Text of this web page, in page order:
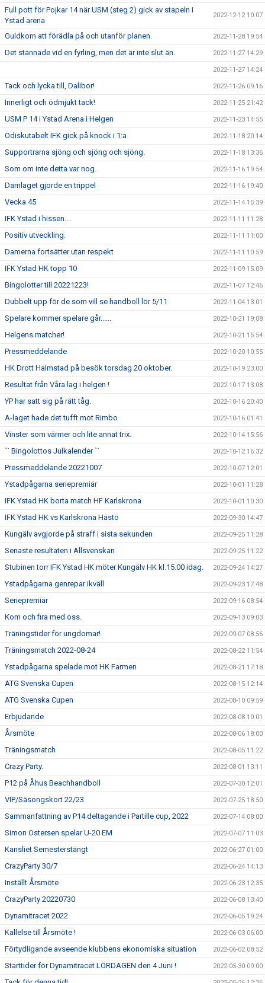
Full pott för Pojkar 14 när USM (steg 2) gick av stapeln i
Ystad arena
2022-12-12 10:07
Guldkorn att förädla på och utanför planen. 2022-11-28 19:54
Det stannade vid en fyrling, men det är inte slut än. 2022-11-27 14:29
2022-11-27 14:24
Tack och lycka till, Dalibor! 2022-11-26 09:16
Innerligt och ödmjukt tack! 2022-11-25 21:42
USM P 14 i Ystad Arena i Helgen 2022-11-23 14:55
Odiskutabelt IFK gick på knock i 1:a 2022-11-18 20:14
Supportrarna sjöng och sjöng och sjöng. 2022-11-18 13:36
Som om inte detta var nog. 2022-11-16 19:54
Damlaget gjorde en trippel 2022-11-16 19:40
Vecka 45 2022-11-14 15:39
IFK Ystad i hissen.... 2022-11-11 11:28
Positiv utveckling. 2022-11-11 11:00
Damerna fortsätter utan respekt 2022-11-11 10:59
IFK Ystad HK topp 10 2022-11-09 15:09
Bingolotter till 20221223! 2022-11-07 12:46
Dubbelt upp för de som vill se handboll lör 5/11 2022-11-04 13:01
Spelare kommer spelare går...... 2022-10-21 19:08
Helgens matcher! 2022-10-21 15:54
Pressmeddelande 2022-10-20 10:55
HK Drott Halmstad på besök torsdag 20 oktober. 2022-10-19 23:00
Resultat från Våra lag i helgen ! 2022-10-17 13:08
YP har satt sig på rätt tåg. 2022-10-16 20:40
A-laget hade det tufft mot Rimbo 2022-10-16 01:41
Vinster som värmer och lite annat trix. 2022-10-14 15:56
`` Bingolottos Julkalender `` 2022-10-12 16:32
Pressmeddelande 20221007 2022-10-07 12:01
Ystadpågarna seriepremiär 2022-10-01 11:28
IFK Ystad HK borta match HF Karlskrona 2022-10-01 10:30
IFK Ystad HK vs Karlskrona Hästö 2022-09-30 14:47
Kungälv avgjorde på straff i sista sekunden 2022-09-25 11:28
Senaste resultaten i Allsvenskan 2022-09-25 11:22
Stubinen torr IFK Ystad HK möter Kungälv HK kl.15.00 idag. 2022-09-24 14:27
Ystadpågarna genrepar ikväll 2022-09-23 17:48
Seriepremiär 2022-09-16 08:54
Kom och fira med oss. 2022-09-13 09:03
Träningstider för ungdomar! 2022-09-07 08:56
Träningsmatch 2022-08-24 2022-08-22 11:54
Ystadpågarna spelade mot HK Farmen 2022-08-21 17:18
ATG Svenska Cupen 2022-08-15 12:14
ATG Svenska Cupen 2022-08-10 09:59
Erbjudande 2022-08-08 10:01
Årsmöte 2022-08-06 18:00
Träningsmatch 2022-08-05 11:22
Crazy Party. 2022-08-01 13:11
P12 på Åhus Beachhandboll 2022-07-30 12:01
VIP/Säsongskort 22/23 2022-07-25 18:50
Sammanfattning av P14 deltagande i Partille cup, 2022 2022-07-14 08:00
Simon Ostersen spelar U-20 EM 2022-07-07 11:03
Kansliet Semesterstängt 2022-06-27 01:00
CrazyParty 30/7 2022-06-24 14:13
Inställt Årsmöte 2022-06-23 12:35
CrazyParty 20220730 2022-06-08 13:40
Dynamitracet 2022 2022-06-05 19:24
Kallelse till Årsmöte ! 2022-06-03 06:00
Förtydligande avseende klubbens ekonomiska situation 2022-06-02 08:52
Starttider för Dynamitracet LÖRDAGEN den 4 Juni ! 2022-05-30 09:00